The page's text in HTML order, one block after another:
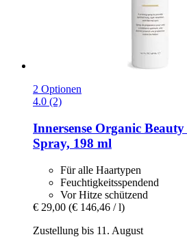
2 Optionen
4.0 (2)
Innersense Organic Beauty
Spray, 198 ml
Für alle Haartypen
Feuchtigkeitsspendend
Vor Hitze schützend
€ 29,00 (€ 146,46 / l)
Zustellung bis 11. August